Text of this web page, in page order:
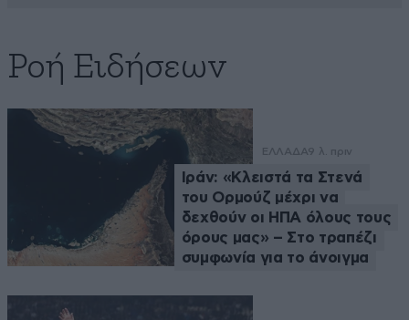
Ροή Ειδήσεων
ΕΛΛΑΔΑ9 λ. πριν
Ιράν: «Κλειστά τα Στενά
του Ορμούζ μέχρι να
δεχθούν οι ΗΠΑ όλους τους
όρους μας» – Στο τραπέζι
συμφωνία για το άνοιγμα